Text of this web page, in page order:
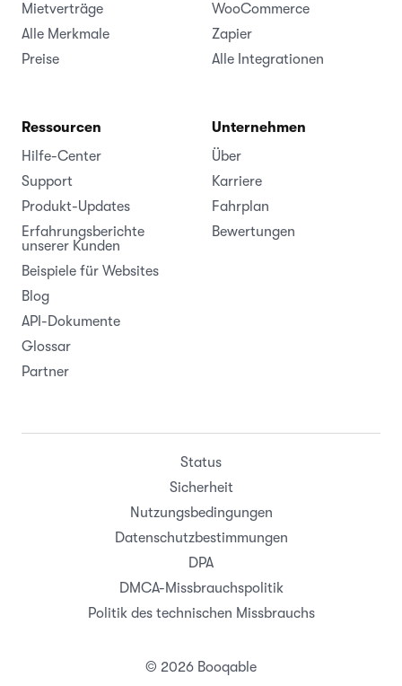
Mietverträge
Alle Merkmale
Preise
WooCommerce
Zapier
Alle Integrationen
Ressourcen
Hilfe-Center
Support
Produkt-Updates
Erfahrungsberichte
unserer Kunden
Beispiele für Websites
Blog
API-Dokumente
Glossar
Partner
Unternehmen
Über
Karriere
Fahrplan
Bewertungen
© 2026 Booqable
Status
Sicherheit
Nutzungsbedingungen
Datenschutzbestimmungen
DPA
DMCA-Missbrauchspolitik
Politik des technischen Missbrauchs